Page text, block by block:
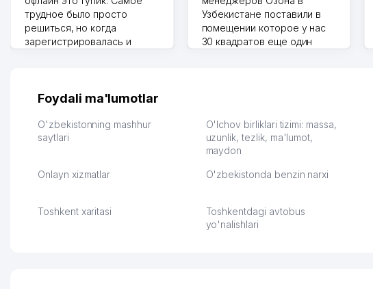
трудное было просто
решиться, но когда
зарегистрировалась и
на себя доставку до
хранение бесплатное
первый год, хорошая
результаты. В последнее
много заказывают, а
Узбекистане поставили в
помещении которое у нас
30 квадратов еще один
мышки и вообще все что
людям часто надо
Камат 31.07.2026 17:50:36
Foydali ma'lumotlar
O'zbekistonning mashhur
saytlari
O'lchov birliklari tizimi: massa,
uzunlik, tezlik, ma'lumot,
maydon
Onlayn xizmatlar O'zbekistonda benzin narxi
Toshkent xaritasi
Toshkentdagi avtobus
yo'nalishlari